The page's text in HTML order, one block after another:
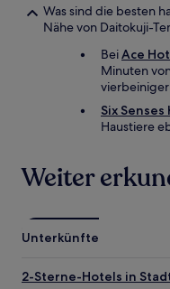
Was sind die besten
Nähe von Daitokuji-
BeiAce
Minuten
Six Senses
Haustiere
Weiter
Unterkünfte
2-Sterne-Hotels in